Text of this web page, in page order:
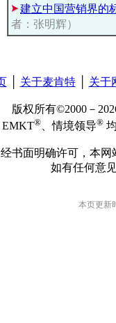
建立中国营销界的
者：张明辉）
│ 关于麦肯特│ 关于
版权所有©2000－
EMKT® 、情境领导®
书面明确许可，本
如有任何意
本页更新